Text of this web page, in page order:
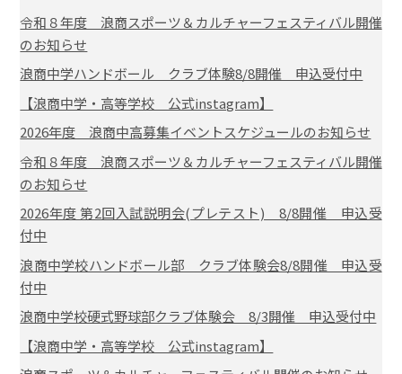
令和８年度 浪商スポーツ＆カルチャーフェスティバル開催
のお知らせ
浪商中学ハンドボール クラブ体験8/8開催 申込受付中
【浪商中学・高等学校 公式instagram】
2026年度 浪商中高募集イベントスケジュールのお知らせ
令和８年度 浪商スポーツ＆カルチャーフェスティバル開催
のお知らせ
2026年度 第2回入試説明会(プレテスト) 8/8開催 申込受
付中
浪商中学校ハンドボール部 クラブ体験会8/8開催 申込受
付中
浪商中学校硬式野球部クラブ体験会 8/3開催 申込受付中
【浪商中学・高等学校 公式instagram】